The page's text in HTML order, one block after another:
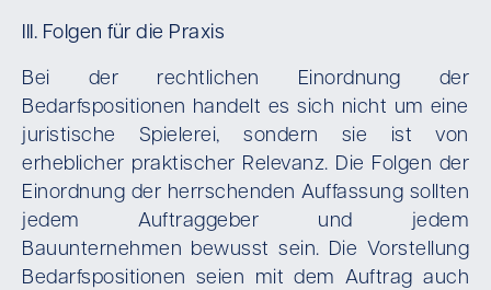
III. Folgen für die Praxis
Bei der rechtlichen Einordnung der
Bedarfspositionen handelt es sich nicht um eine
juristische Spielerei, sondern sie ist von
erheblicher praktischer Relevanz. Die Folgen der
Einordnung der herrschenden Auffassung sollten
jedem Auftraggeber und jedem
Bauunternehmen bewusst sein. Die Vorstellung
Bedarfspositionen seien mit dem Auftrag auch